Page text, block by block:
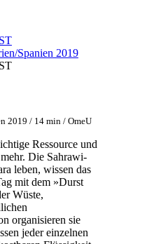
Spanien 2019
2019 / 14 min / OmeU
Ressource und
Die Sahrawi-
leben, wissen das
mit dem »Durst
Wüste,
organisieren sie
jeder einzelnen